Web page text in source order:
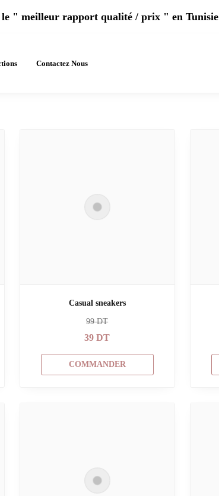
le " meilleur rapport qualité / prix " en Tunisie
Contactez Nous
Casual sneakers
99DT
39 DT
COMMANDER